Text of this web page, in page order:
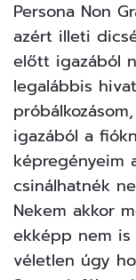
Persona Non
azért illeti
előtt igazából
legalábbis
igazából a
képregényeim
csinálhatnék
Nekem akkor
ekképp nem is
véletlen úgy